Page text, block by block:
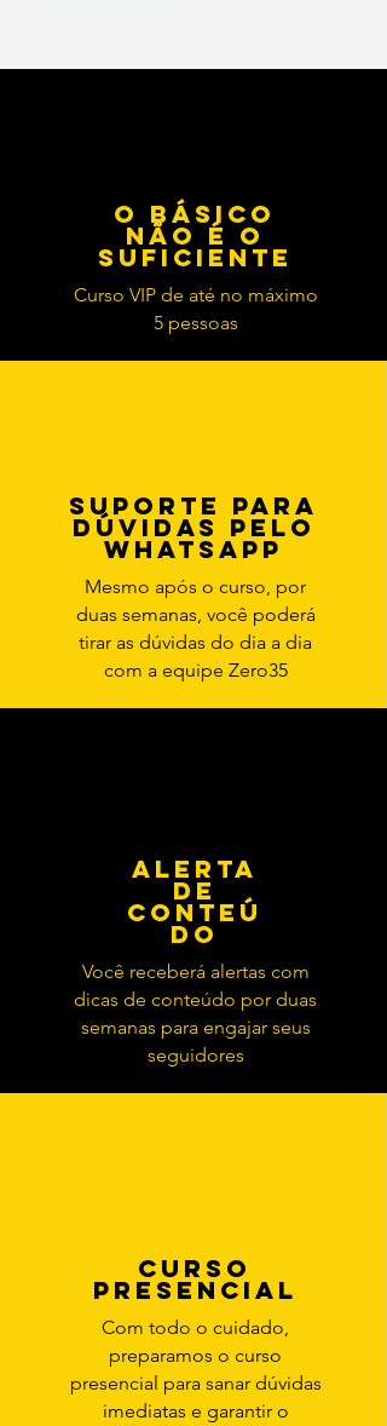
O BÁSICO
NÃO É O
SUFICIENTE
Curso VIP de até no máximo
5 pessoas
SUPORTE PARA
DÚVIDAS PELO
WHATSAPP
Mesmo após o curso, por
duas semanas, você poderá
tirar as dúvidas do dia a dia
com a equipe Zero35
ALERTA
DE
CONTEÚ
DO
Você receberá alertas com
dicas de conteúdo por duas
semanas para engajar seus
seguidores
CURSO
PRESENCIAL
Com todo o cuidado,
preparamos o curso
presencial para sanar dúvidas
imediatas e garantir o